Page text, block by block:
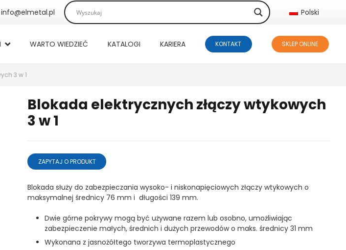
info@elmetal.pl Polski
WARTO WIEDZIEĆ KATALOGI KARIERA KONTAKT SKLEP ONLINE
3 w 1
Blokada elektrycznych złączy wtykowych
3 w 1
ZAPYTAJ O PRODUKT
Blokada służy do zabezpieczania wysoko- i niskonapięciowych złączy wtykowych o
maksymalnej średnicy 76 mm i długości 139 mm.
Dwie górne pokrywy mogą być używane razem lub osobno, umożliwiając
zabezpieczenie małych, średnich i dużych przewodów o maks. średnicy 31 mm
Wykonana z jasnożółtego tworzywa termoplastycznego